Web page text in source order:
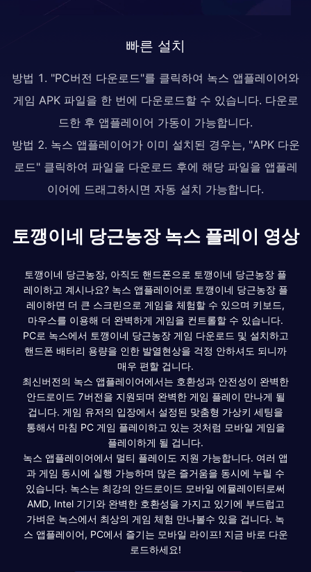
빠른 설치
방법 1. "PC버전 다운로드"를 클릭하여 녹스 앱플레이어와
게임 APK 파일을 한 번에 다운로드할 수 있습니다. 다운로
드한 후 앱플레이어 가동이 가능합니다.
방법 2. 녹스 앱플레이어가 이미 설치된 경우는, "APK 다운
로드" 클릭하여 파일을 다운로드 후에 해당 파일을 앱플레
이어에 드래그하시면 자동 설치 가능합니다.
토깽이네 당근농장 녹스 플레이 영상
토깽이네 당근농장, 아직도 핸드폰으로 토깽이네 당근농장 플
레이하고 계시나요? 녹스 앱플레이어로 토깽이네 당근농장 플
레이하면 더 큰 스크린으로 게임을 체험할 수 있으며 키보드,
마우스를 이용해 더 완벽하게 게임을 컨트롤할 수 있습니다.
PC로 녹스에서 토깽이네 당근농장 게임 다운로드 및 설치하고
핸드폰 배터리 용량을 인한 발열현상을 걱정 안하셔도 되니까
매우 편할 겁니다.
최신버전의 녹스 앱플레이어에서는 호환성과 안전성이 완벽한
안드로이드 7버전을 지원되며 완벽한 게임 플레이 만나게 될
겁니다. 게임 유저의 입장에서 설정된 맞춤형 가상키 세팅을
통해서 마침 PC 게임 플레이하고 있는 것처럼 모바일 게임을
플레이하게 될 겁니다.
녹스 앱플레이어에서 멀티 플레이도 지원 가능합니다. 여러 앱
과 게임 동시에 실행 가능하며 많은 즐거움을 동시에 누릴 수
있습니다. 녹스는 최강의 안드로이드 모바일 에뮬레이터로써
AMD, Intel 기기와 완벽한 호환성을 가지고 있기에 부드럽고
가벼운 녹스에서 최상의 게임 체험 만나볼수 있을 겁니다. 녹
스 앱플레이어, PC에서 즐기는 모바일 라이프! 지금 바로 다운
로드하세요!